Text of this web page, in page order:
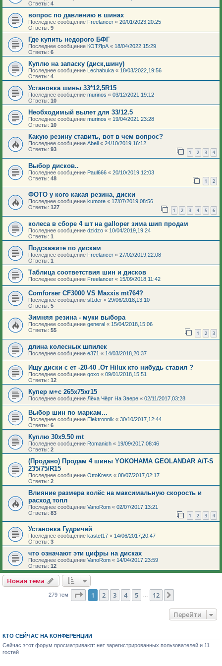
Ответы: 4
вопрос по давлению в шинах
Последнее сообщение Freelancer « 20/01/2023,20:25
Ответы: 9
Где купить недорого БФГ
Последнее сообщение КОТЯрА « 18/04/2022,15:29
Ответы: 6
Куплю на запаску (диск,шину)
Последнее сообщение Lechabuka « 18/03/2022,19:56
Ответы: 4
Установка шины 33*12,5R15
Последнее сообщение murinos « 03/12/2021,19:12
Ответы: 10
Необходимый вылет для 33/12.5
Последнее сообщение murinos « 19/04/2021,23:28
Ответы: 10
Какую резину ставить, вот в чем вопрос?
Последнее сообщение Abell « 24/10/2019,16:12
Ответы: 93 1 2 3 4
Выбор дисков..
Последнее сообщение Paul666 « 20/10/2019,12:03
Ответы: 48 1 2
ФОТО у кого какая резина, диски
Последнее сообщение kumore « 17/07/2019,08:56
Ответы: 127 1 2 3 4 5 6
колеса в сборе 4 шт на galloper зима шип продам
Последнее сообщение dzidzo « 10/04/2019,19:24
Ответы: 1
Подскажите по дискам
Последнее сообщение Freelancer « 27/02/2019,22:08
Ответы: 1
Таблица соответствия шин и дисков
Последнее сообщение Freelancer « 15/09/2018,11:42
Comforser CF3000 VS Maxxis mt764?
Последнее сообщение sl1der « 29/06/2018,13:10
Ответы: 5
Зимняя резина - муки выбора
Последнее сообщение general « 15/04/2018,15:06
Ответы: 55 1 2 3
длина колесных шпилек
Последнее сообщение e371 « 14/03/2018,20:37
Ищу диски с ет -20-40 .От Hilux кто нибудь ставил ?
Последнее сообщение qoxo « 09/01/2018,15:51
Ответы: 12
Купер м+с 265х75хr15
Последнее сообщение Лёха Чёрт На Звере « 02/11/2017,03:28
Выбор шин по маркам...
Последнее сообщение Elektronnik « 30/10/2017,12:44
Ответы: 6
Куплю 30x9.50 mt
Последнее сообщение Romanich « 19/09/2017,08:46
Ответы: 2
(Продано) Продам 4 шины YOKOHAMA GEOLANDAR A/T-S
235/75/R15
Последнее сообщение OttoKress « 08/07/2017,02:17
Ответы: 2
Влияние размера колёс на максимальную скорость и
расход топл
Последнее сообщение VanoRom « 02/07/2017,13:21
Ответы: 83 1 2 3 4
Установка Гудричей
Последнее сообщение kastet17 « 14/06/2017,20:47
Ответы: 3
что означают эти цифры на дисках
Последнее сообщение VanoRom « 14/04/2017,23:59
Ответы: 12
Новая тема
279 тем Страница из 12
1 2 3 4 5 12
Перейти
КТО СЕЙЧАС НА КОНФЕРЕНЦИИ
Сейчас этот форум просматривают: нет зарегистрированных пользователей и 11
гостей